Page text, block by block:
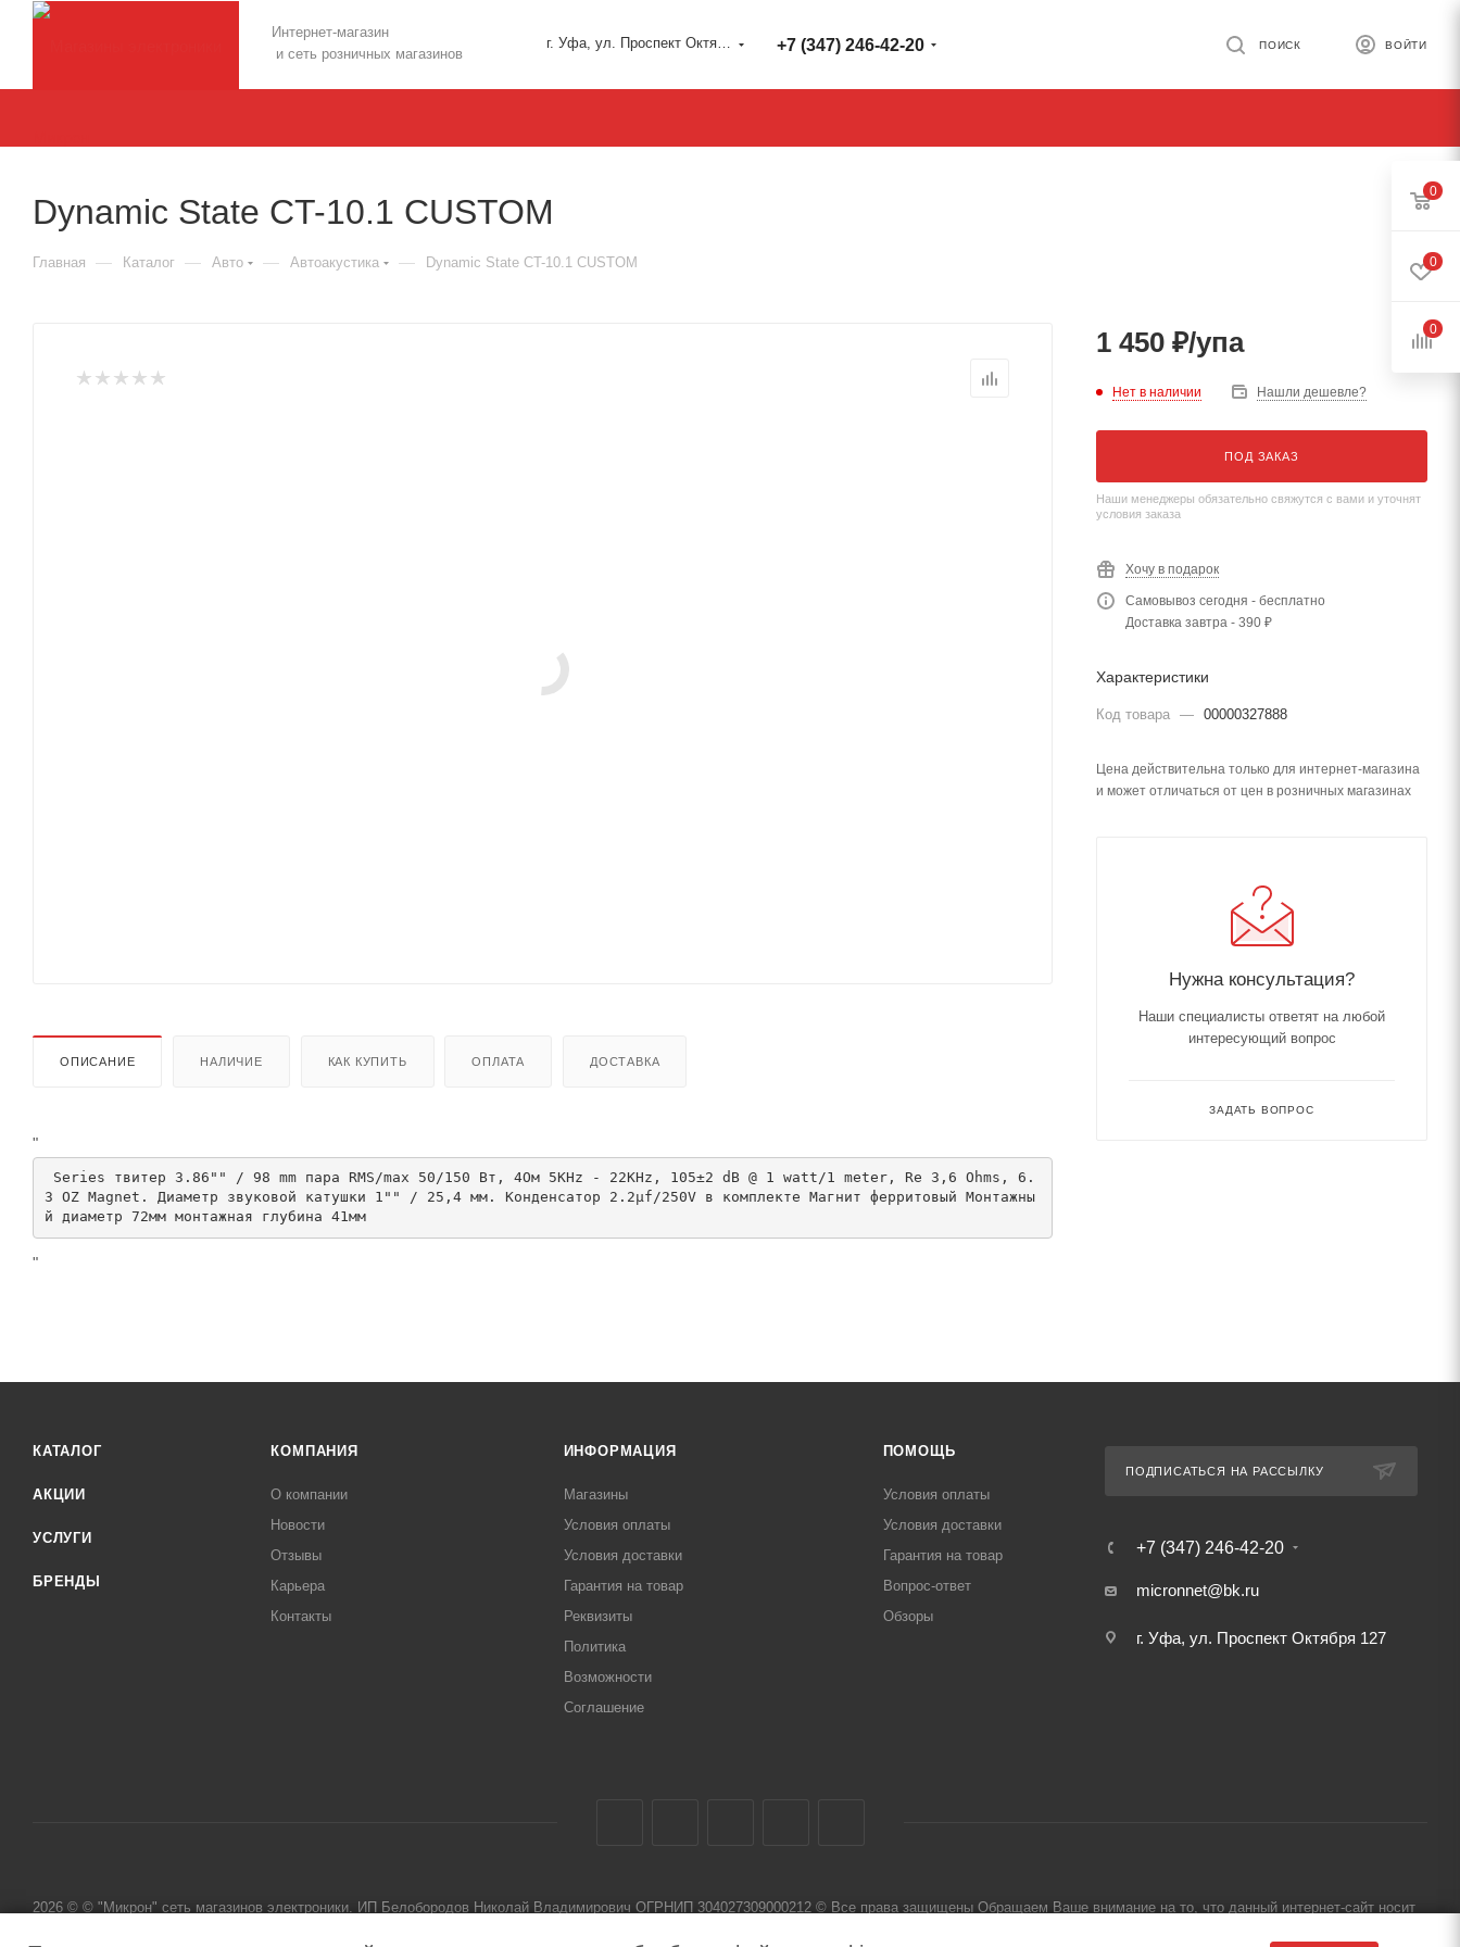
Интернет-магазин
и сеть розничных магазинов
г. Уфа, ул. Проспект Октября 127 +7 (347) 246-42-20 ВОЙТИ
ПОИСК
Dynamic State CT-10.1 CUSTOM
Главная — Каталог — Авто — Автоакустика — Dynamic State CT-10.1 CUSTOM
ОПИСАНИЕ НАЛИЧИЕ КАК КУПИТЬ ОПЛАТА ДОСТАВКА
"
3 OZ Magnet. Диаметр звуковой катушки 1"" / 25,4 мм. Конденсатор 2.2μf/250V в комплекте Магнит ферритовый Монтажны
й диаметр 72мм монтажная глубина 41мм
"
1 450 ₽/упа
Нет в наличии Нашли дешевле?
ПОД ЗАКАЗ
Наши менеджеры обязательно свяжутся с вами и уточнят
условия заказа
Хочу в подарок
Самовывоз сегодня - бесплатно
Доставка завтра - 390 ₽
Характеристики
Код товара — 00000327888
Цена действительна только для интернет-магазина
и может отличаться от цен в розничных магазинах
Нужна консультация?
Наши специалисты ответят на любой
интересующий вопрос
ЗАДАТЬ ВОПРОС
КАТАЛОГ
АКЦИИ
УСЛУГИ
БРЕНДЫ
КОМПАНИЯ
О компании
Новости
Отзывы
Карьера
Контакты
ИНФОРМАЦИЯ
Магазины
Условия оплаты
Условия доставки
Гарантия на товар
Реквизиты
Политика
Возможности
Соглашение
ПОМОЩЬ
Условия оплаты
Условия доставки
Гарантия на товар
Вопрос-ответ
Обзоры
ПОДПИСАТЬСЯ НА РАССЫЛКУ
+7 (347) 246-42-20
micronnet@bk.ru
г. Уфа, ул. Проспект Октября 127
2026 © © "Микрон" сеть магазинов электроники. ИП Белобородов Николай Владимирович ОГРНИП 304027309000212 © Все права защищены Обращаем Ваше внимание на то, что данный интернет-сайт носит
0
0
0